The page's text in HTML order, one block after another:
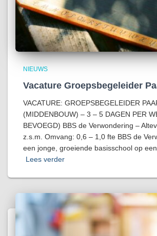
NIEUWS
Vacature Groepsbegeleider
VACATURE: GROEPSBEGELEIDER
(MIDDENBOUW) – 3 – 5 DAGEN PER
BEVOEGD) BBS de Verwondering –
z.s.m. Omvang: 0,6 – 1,0 fte BBS de
een jonge, groeiende basisschool op
Lees verder